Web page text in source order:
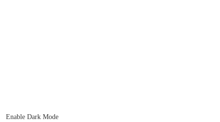
Enable Dark Mode